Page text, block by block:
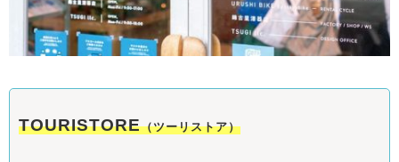
TOURISTORE（ツーリストア）